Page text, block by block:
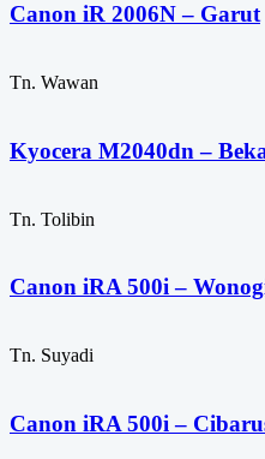
Canon iR 2006N – Garut
Tn. Wawan
Kyocera M2040dn –
Tn. Tolibin
Canon iRA 500i –
Tn. Suyadi
Canon iRA 500i –